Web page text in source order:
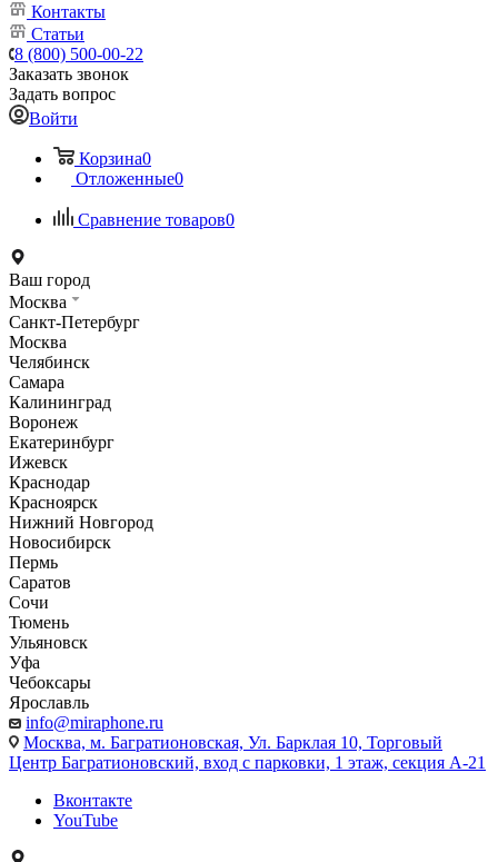
Контакты
Статьи
8 (800) 500-00-22
Заказать звонок
Задать вопрос
Войти
Корзина0
Отложенные0
Сравнение товаров0
Ваш город
Москва
Санкт-Петербург
Москва
Челябинск
Самара
Калининград
Воронеж
Екатеринбург
Ижевск
Краснодар
Красноярск
Нижний Новгород
Новосибирск
Пермь
Саратов
Сочи
Тюмень
Ульяновск
Уфа
Чебоксары
Ярославль
info@miraphone.ru
Москва, м. Багратионовская, Ул. Барклая 10, Торговый
Центр Багратионовский, вход с парковки, 1 этаж, секция А-21
Вконтакте
YouTube